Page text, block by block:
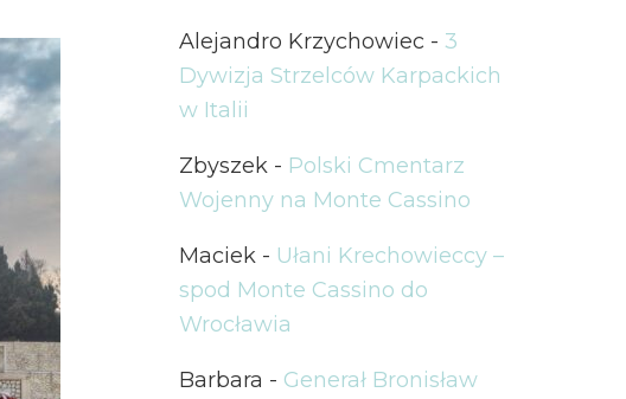
Alejandro Krzychowiec - 3
Dywizja Strzelców Karpackich
w Italii
Zbyszek - Polski Cmentarz
Wojenny na Monte Cassino
Maciek - Ułani Krechowieccy –
spod Monte Cassino do
Wrocławia
Barbara - Generał Bronisław